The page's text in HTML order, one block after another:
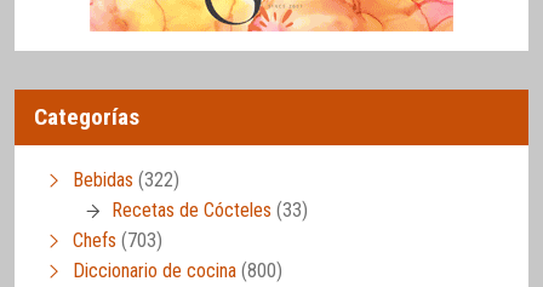
Categorías
Bebidas (322)
Recetas de Cócteles (33)
Chefs (703)
Diccionario de cocina (800)